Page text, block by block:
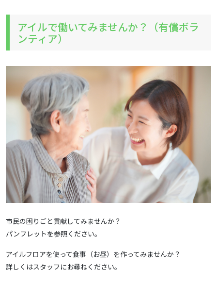
アイルで働いてみませんか？（有償ボラ
ンティア）
市民の困りごと貢献してみませんか？
パンフレットを参照ください。
アイルフロアを使って食事（お昼）を作ってみませんか？
詳しくはスタッフにお尋ねください。